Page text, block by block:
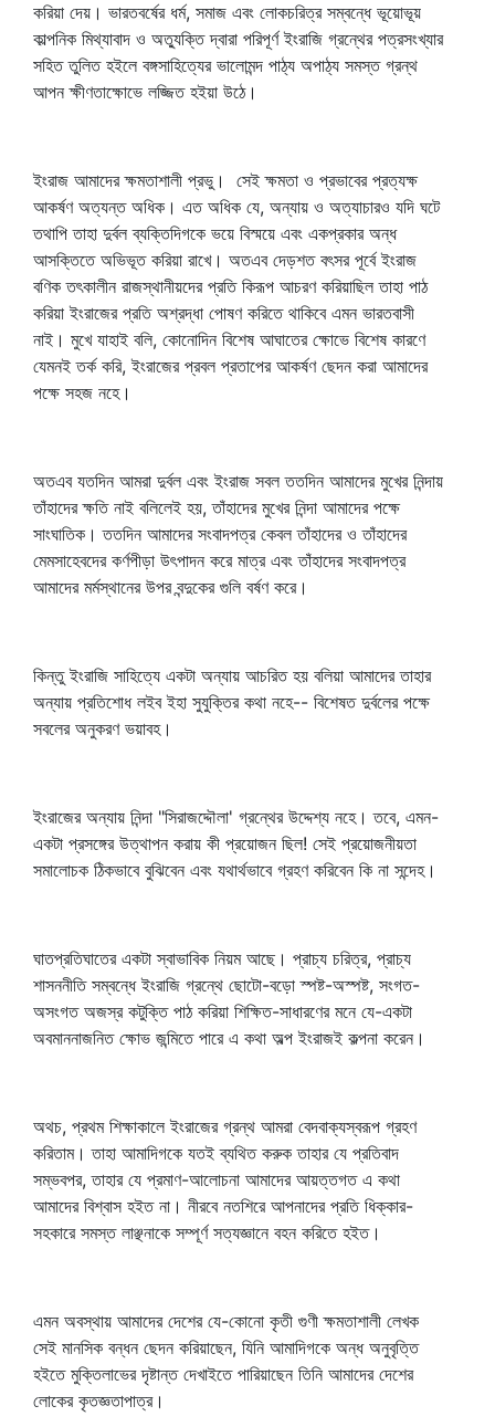
করিয়া দেয়। ভারতবর্ষের ধর্ম, সমাজ এবং লোকচরিত্র সম্বন্ধে ভূয়োভূয়
কাল্পনিক মিথ্যাবাদ ও অত্যুক্তি দ্বারা পরিপূর্ণ ইংরাজি গ্রন্থের পত্রসংখ্যার
সহিত তুলিত হইলে বঙ্গসাহিত্যের ভালোমন্দ পাঠ্য অপাঠ্য সমস্ত গ্রন্থ
আপন ক্ষীণতাক্ষোভে লজ্জিত হইয়া উঠে।
ইংরাজ আমাদের ক্ষমতাশালী প্রভু। সেই ক্ষমতা ও প্রভাবের প্রত্যক্ষ
আকর্ষণ অত্যন্ত অধিক। এত অধিক যে, অন্যায় ও অত্যাচারও যদি ঘটে
তথাপি তাহা দুর্বল ব্যক্তিদিগকে ভয়ে বিস্ময়ে এবং একপ্রকার অন্ধ
আসক্তিতে অভিভূত করিয়া রাখে। অতএব দেড়শত বৎসর পূর্বে ইংরাজ
বণিক তৎকালীন রাজস্থানীয়দের প্রতি কিরূপ আচরণ করিয়াছিল তাহা পাঠ
করিয়া ইংরাজের প্রতি অশ্রদ্ধা পোষণ করিতে থাকিবে এমন ভারতবাসী
নাই। মুখে যাহাই বলি, কোনোদিন বিশেষ আঘাতের ক্ষোভে বিশেষ কারণে
যেমনই তর্ক করি, ইংরাজের প্রবল প্রতাপের আকর্ষণ ছেদন করা আমাদের
পক্ষে সহজ নহে।
অতএব যতদিন আমরা দুর্বল এবং ইংরাজ সবল ততদিন আমাদের মুখের নিন্দায়
তাঁহাদের ক্ষতি নাই বলিলেই হয়, তাঁহাদের মুখের নিন্দা আমাদের পক্ষে
সাংঘাতিক। ততদিন আমাদের সংবাদপত্র কেবল তাঁহাদের ও তাঁহাদের
মেমসাহেবদের কর্ণপীড়া উৎপাদন করে মাত্র এবং তাঁহাদের সংবাদপত্র
আমাদের মর্মস্থানের উপর বন্দুকের গুলি বর্ষণ করে।
কিন্তু ইংরাজি সাহিত্যে একটা অন্যায় আচরিত হয় বলিয়া আমাদের তাহার
অন্যায় প্রতিশোধ লইব ইহা সুযুক্তির কথা নহে-- বিশেষত দুর্বলের পক্ষে
সবলের অনুকরণ ভয়াবহ।
ইংরাজের অন্যায় নিন্দা "সিরাজদ্দৌলা' গ্রন্থের উদ্দেশ্য নহে। তবে, এমন-
একটা প্রসঙ্গের উত্থাপন করায় কী প্রয়োজন ছিল! সেই প্রয়োজনীয়তা
সমালোচক ঠিকভাবে বুঝিবেন এবং যথার্থভাবে গ্রহণ করিবেন কি না সন্দেহ।
ঘাতপ্রতিঘাতের একটা স্বাভাবিক নিয়ম আছে। প্রাচ্য চরিত্র, প্রাচ্য
শাসননীতি সম্বন্ধে ইংরাজি গ্রন্থে ছোটো-বড়ো স্পষ্ট-অস্পষ্ট, সংগত-
অসংগত অজস্র কটুক্তি পাঠ করিয়া শিক্ষিত-সাধারণের মনে যে-একটা
অবমাননাজনিত ক্ষোভ জন্মিতে পারে এ কথা অল্প ইংরাজই কল্পনা করেন।
অথচ, প্রথম শিক্ষাকালে ইংরাজের গ্রন্থ আমরা বেদবাক্যস্বরূপ গ্রহণ
করিতাম। তাহা আমাদিগকে যতই ব্যথিত করুক তাহার যে প্রতিবাদ
সম্ভবপর, তাহার যে প্রমাণ-আলোচনা আমাদের আয়ত্তগত এ কথা
আমাদের বিশ্বাস হইত না। নীরবে নতশিরে আপনাদের প্রতি ধিক্কার-
সহকারে সমস্ত লাঞ্ছনাকে সম্পূর্ণ সত্যজ্ঞানে বহন করিতে হইত।
এমন অবস্থায় আমাদের দেশের যে-কোনো কৃতী গুণী ক্ষমতাশালী লেখক
সেই মানসিক বন্ধন ছেদন করিয়াছেন, যিনি আমাদিগকে অন্ধ অনুবৃত্তি
হইতে মুক্তিলাভের দৃষ্টান্ত দেখাইতে পারিয়াছেন তিনি আমাদের দেশের
লোকের কৃতজ্ঞতাপাত্র।